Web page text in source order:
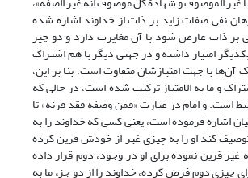
نفی صفات زاید بر ذات از خداوند اشاره شده
بر ذات عارض شود با آن مغایرت دارد و دو چیز
امتیاز داشته و در جهتی دیگر با هم اشتراک
آن‌ها با جهت امتیازشان متفاوت است، بنا بر این،
و ما به الامتیاز ترکیب شده است، در حالی که
است. و امام در عبارت «فمن وصفه فقد قرنه»‏ تا
اشاره فرموده است، یعنی کسی که خداوند را به
کند او را به چیزی غیر از خودش قرین کرده
غیر قرین نموده برای او در وجود، دوم قرار داده
چیزی دوم فرض کرده، خداوند را از دو جزء ما به